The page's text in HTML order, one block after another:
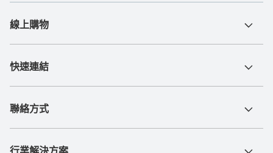
線上購物
快速連結
聯絡方式